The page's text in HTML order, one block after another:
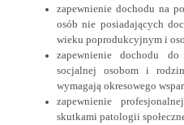
zapewnienie dochodu na
osób nie posiadających
wieku poprodukcyjnym i
zapewnienie dochodu
socjalnej osobom i
wymagają okresowego
zapewnienie
skutkami patologii